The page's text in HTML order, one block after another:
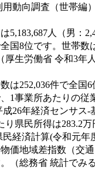
用動向調査（世帯編
5,183,687人（男：
国8位です。世帯数
厚生労働省 令和3年
は252,036件で全国
、1事業所あたりの従
26年経済センサス‐
り県民所得は283.2
経済計算(令和元年
価地域差指数（交
（総務省 統計でみ